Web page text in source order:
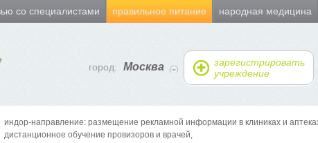
со специалистами правильное питание народная медицина
город: Москва
зарегистрировать
учреждение
индор-направление: размещение рекламной информации в клиниках и
дистанционное обучение провизоров и врачей,